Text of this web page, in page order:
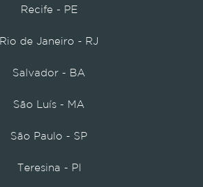
Recife - PE
Rio de Janeiro - RJ
Salvador - BA
São Luís - MA
São Paulo - SP
Teresina - PI